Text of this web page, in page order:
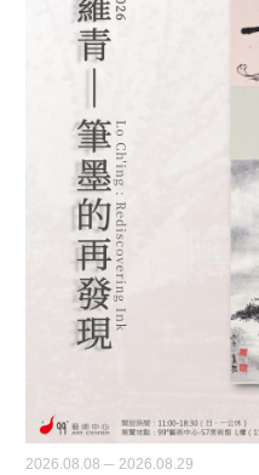
2026.08.08 ─ 2026.08.29